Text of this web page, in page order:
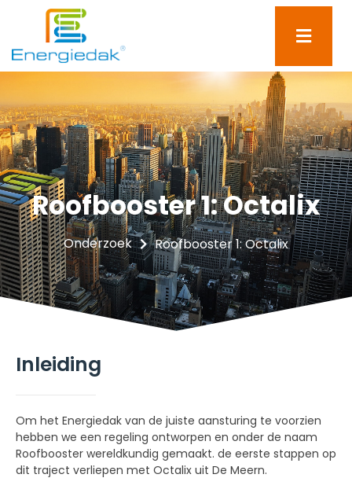
Roofbooster 1: Octalix
Onderzoek Roofbooster 1: Octalix
Inleiding
Om het Energiedak van de juiste aansturing te voorzien
hebben we een regeling ontworpen en onder de naam
Roofbooster wereldkundig gemaakt. de eerste stappen op
dit traject verliepen met Octalix uit De Meern.